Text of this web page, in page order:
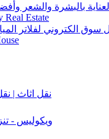
بالبشرة والشعر
Real Estate
سوق الكتروني لفلاتر
نقل اثاث |
ويكوليس -